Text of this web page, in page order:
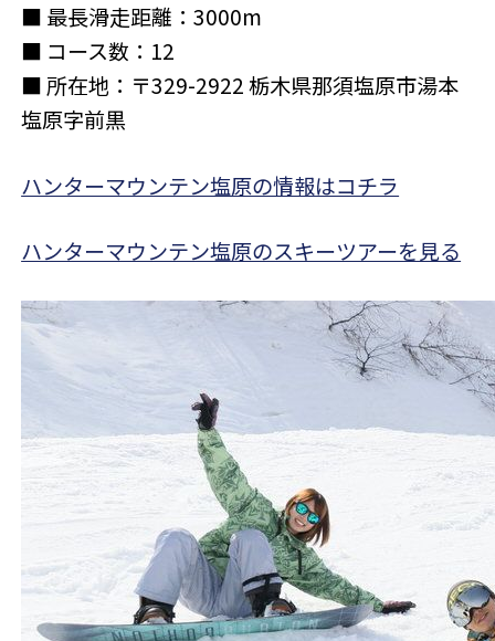
■ 最長滑走距離：3000m
■ コース数：12
■ 所在地：〒329-2922 栃木県那須塩原市湯本
塩原字前黒
ハンターマウンテン塩原の情報はコチラ
ハンターマウンテン塩原のスキーツアーを見る